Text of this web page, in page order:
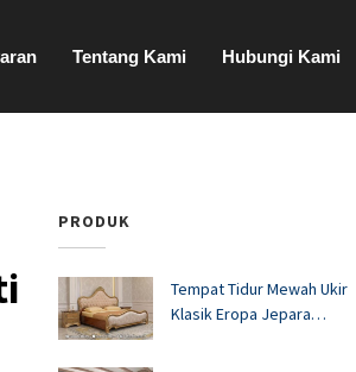
Tentang Kami Hubungi Kami
PRODUK
Tempat Tidur Mewah Ukir
Klasik Eropa Jepara